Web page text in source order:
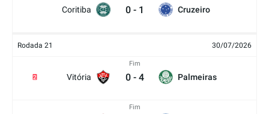
Coritiba 0 - 1 Cruzeiro
Rodada 21 30/07/2026
Vitória
2
Fim
0 - 4 Palmeiras
Fim